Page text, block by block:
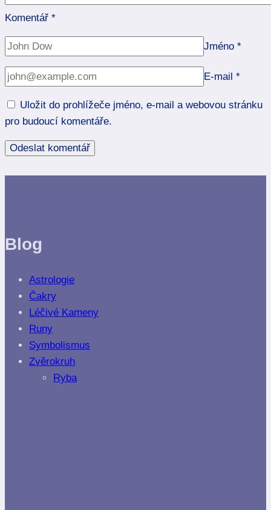
Komentář *
Jméno *
E-mail *
Uložit do prohlížeče jméno, e-mail a webovou stránku
pro budoucí komentáře.
Blog
Astrologie
Čakry
Léčivé Kameny
Runy
Symbolismus
Zvěrokruh
Ryba